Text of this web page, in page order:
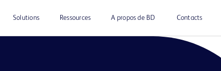
Solutions Ressources A propos de BD Contacts